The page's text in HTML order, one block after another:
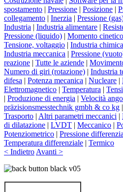
spostamento | Pressione | Posizione |
collegamento | Inerzia | Pressione
Industria | Industria alimentare |
Pressione (liquido) | Momento cinetico
Tensione, voltaggio | Industria chimica
Industria meccanica | Pressione
reazione | Tutte le aziende |
Numero di giri (rotazione) | Industria
difesa | Potenza mecanica | Nucleare |
Elettromagnetico | Temperatura |
| Produzione di energia | Velocità
präzisionsmesstechnik gmbh & co kg |
Trasporto | Altri parametri meccanici |
di dilatazione | LVDT | Meccanico |
Potenziometrico | Pressione
Temperatura differenziale | Termico
< Indietro Avanti >